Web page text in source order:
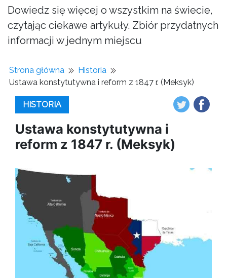
Dowiedz się więcej o wszystkim na świecie,
czytając ciekawe artykuły. Zbiór przydatnych
informacji w jednym miejscu
Strona główna
Historia
Ustawa konstytutywna i reform z 1847 r. (Meksyk)
HISTORIA
Ustawa konstytutywna i
reform z 1847 r. (Meksyk)